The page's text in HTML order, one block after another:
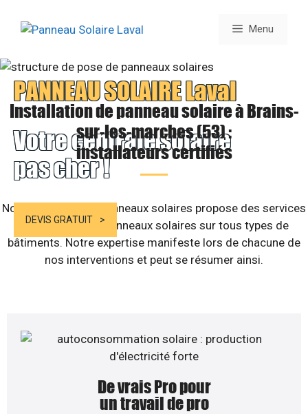
Menu
PANNEAU SOLAIRE Laval
Votre centrale solaire
pas cher !
DEVIS GRATUIT
Installation de panneau solaire à Brains-
sur-les-marches (53) :
installateurs certifiés
Notre structure de panneaux solaires propose des services
d’installation de panneaux solaires sur tous types de
bâtiments. Notre expertise manifeste lors de chacune de
nos interventions et peut se résumer ainsi.
De vrais Pro pour
un travail de pro